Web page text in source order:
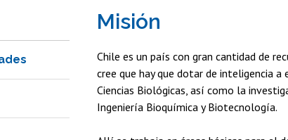
Misión
Chile es un país con gran cantidad de
cree que hay que dotar de inteligencia
Ciencias Biológicas, así como la
Ingeniería Bioquímica y Biotecnología.